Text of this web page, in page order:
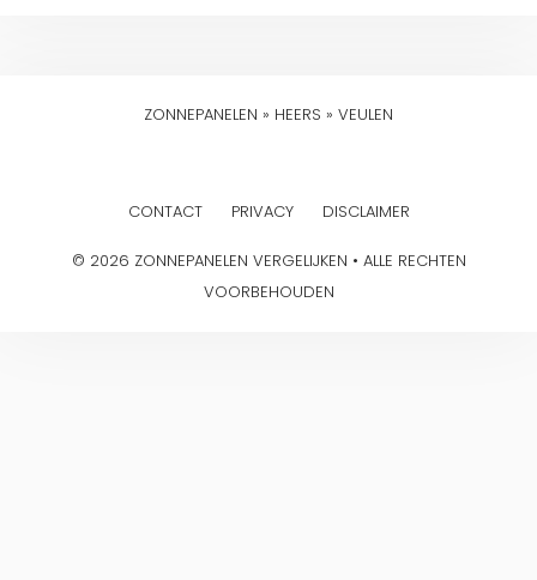
ZONNEPANELEN » HEERS » VEULEN
CONTACT PRIVACY DISCLAIMER
© 2026 ZONNEPANELEN VERGELIJKEN • ALLE RECHTEN
VOORBEHOUDEN